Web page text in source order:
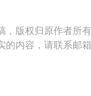
，版权归原作者所
的内容，请联系